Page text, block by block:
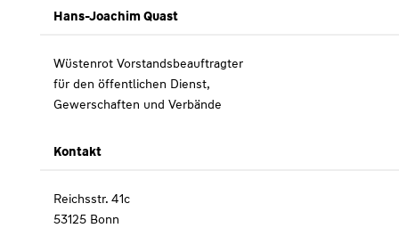
Hans-Joachim Quast
Wüstenrot Vorstandsbeauftragter
für den öffentlichen Dienst,
Gewerschaften und Verbände
Kontakt
Reichsstr. 41c
53125 Bonn